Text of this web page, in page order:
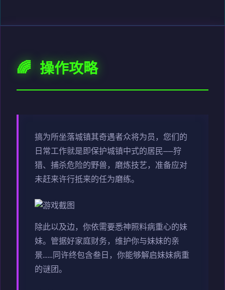
🌈 操作攻略
搞为所坐落城镇其奇遇者众将为员，您们的
日常工作就是即保护城镇中式的居民——狩
猎、捕杀危险的野兽，磨炼技艺，准备应对
未赶来许行抵来的任为磨练。
除此以及边，你依需要悉神照料病重心的妹
妹。管据好家庭财务，维护你与妹妹的亲
景……同许终包含叁日，你能够解启妹妹病重
的谜团。